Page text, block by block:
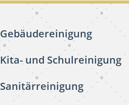
Gebäudereinigung
Kita- und Schulreinigung
Sanitärreinigung